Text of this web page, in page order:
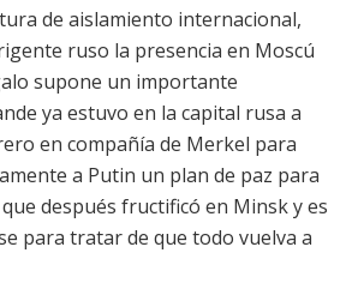
de aislamiento internacional,
ruso la presencia en Moscú
supone un importante
ya estuvo en la capital rusa a
en compañía de Merkel para
a Putin un plan de paz para
después fructificó en Minsk y es
para tratar de que todo vuelva a